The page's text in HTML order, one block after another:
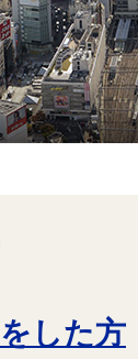
した方